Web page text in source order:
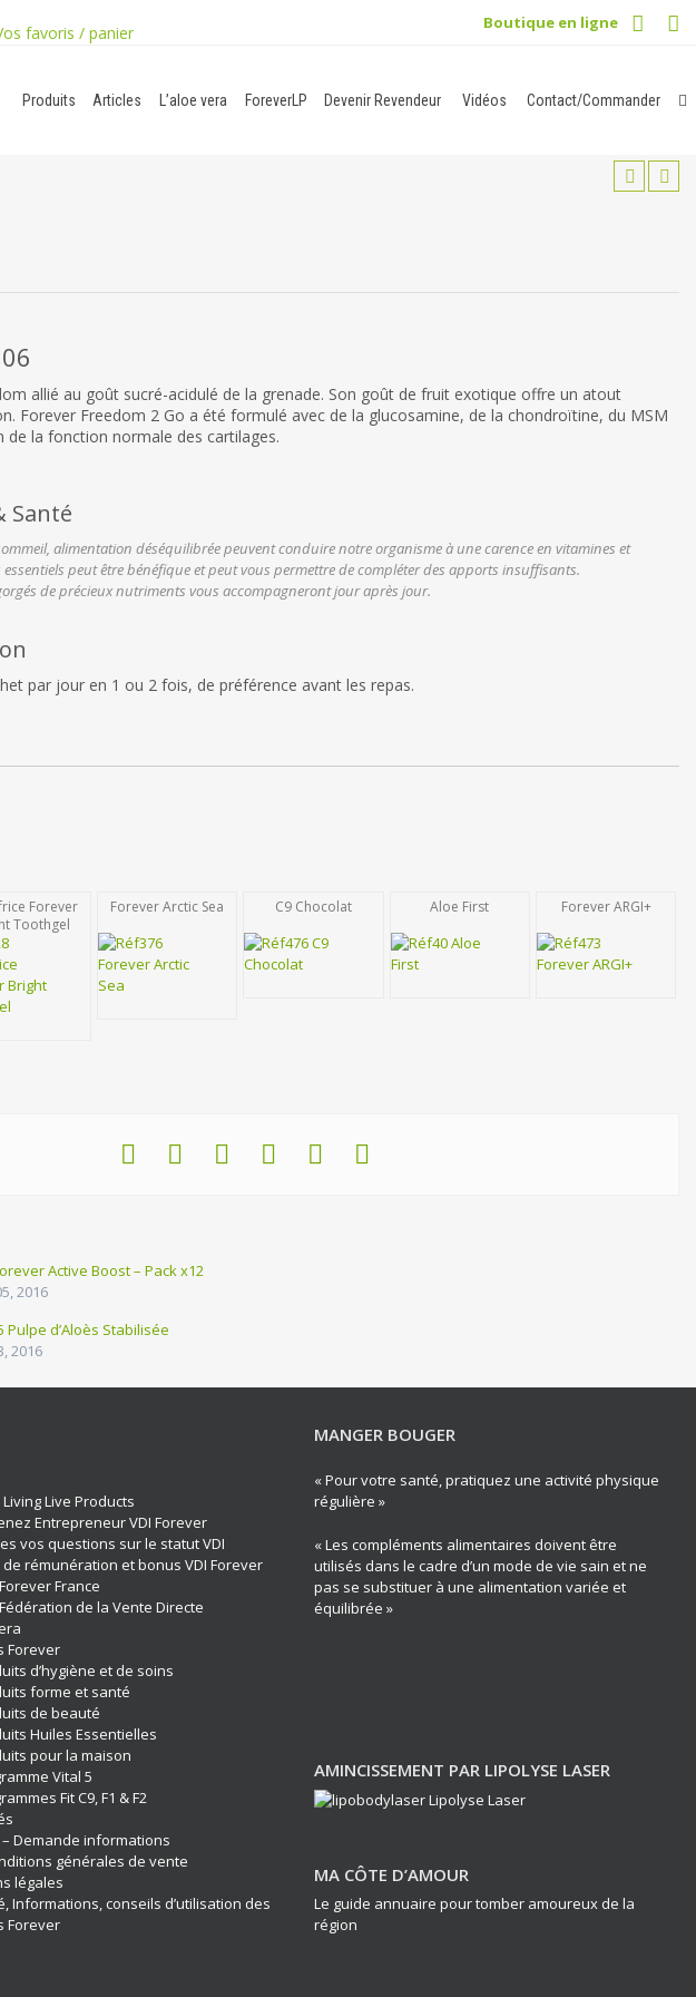
favoris / panier Boutique en ligne
Produits Articles L’aloe vera ForeverLP Devenir Revendeur Vidéos Contact/Commander
allié au goût sucré-acidulé de la grenade. Son goût de fruit exotique offre un atout
Forever Freedom 2 Go a été formulé avec de la glucosamine, de la chondroïtine, du MSM
la fonction normale des cartilages.
Santé
alimentation déséquilibrée peuvent conduire notre organisme à une carence en vitamines et
peut être bénéfique et peut vous permettre de compléter des apports insuffisants.
de précieux nutriments vous accompagneront jour après jour.
par jour en 1 ou 2 fois, de préférence avant les repas.
Forever
Toothgel
Forever Arctic Sea C9 Chocolat Aloe First Forever ARGI+
Active Boost – Pack x12
2016
Pulpe d’Aloès Stabilisée
2016
Live Products
Entrepreneur VDI Forever
vos questions sur le statut VDI
de rémunération et bonus VDI Forever
France
de la Vente Directe
Forever
d’hygiène et de soins
forme et santé
de beauté
Huiles Essentielles
pour la maison
Vital 5
Fit C9, F1 & F2
Demande informations
générales de vente
légales
Informations, conseils d’utilisation des
Forever
MANGER BOUGER
« Pour votre santé, pratiquez une activité physique
régulière »
« Les compléments alimentaires doivent être
utilisés dans le cadre d’un mode de vie sain et ne
pas se substituer à une alimentation variée et
équilibrée »
AMINCISSEMENT PAR LIPOLYSE LASER
MA CÔTE D’AMOUR
Le guide annuaire pour tomber amoureux de la
région